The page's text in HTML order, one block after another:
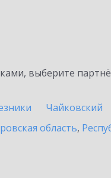
выберите
Чайковский
область,